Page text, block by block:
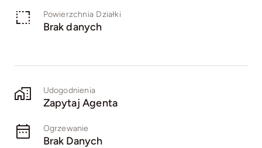
Powierzchnia Działki
Brak danych
Udogodnienia
Zapytaj Agenta
Ogrzewanie
Brak Danych